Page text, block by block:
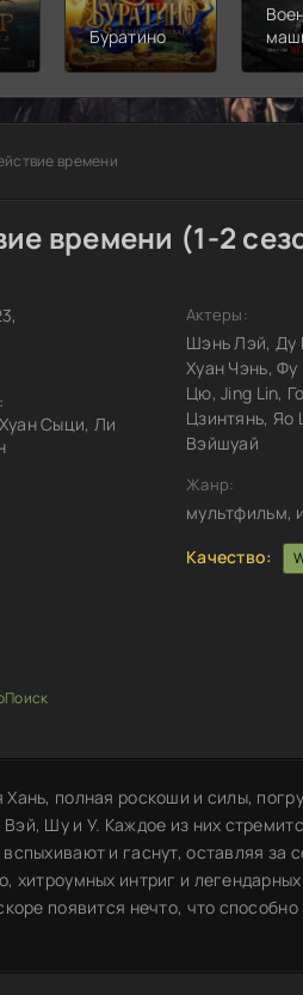
Буратино
времени
времени (1-2
Сыци, Ли
Актеры:
Шэнь Лэй, Ду
Хуан Чэнь,
Цю, Jing Lin,
Цзинтянь, Яо
Вэйшуай
Жанр:
мультфильм,
Качество:
полная роскоши и силы,
Шу и У. Каждое из них
и гаснут, оставляя за
хитроумных интриг и
появится нечто, что